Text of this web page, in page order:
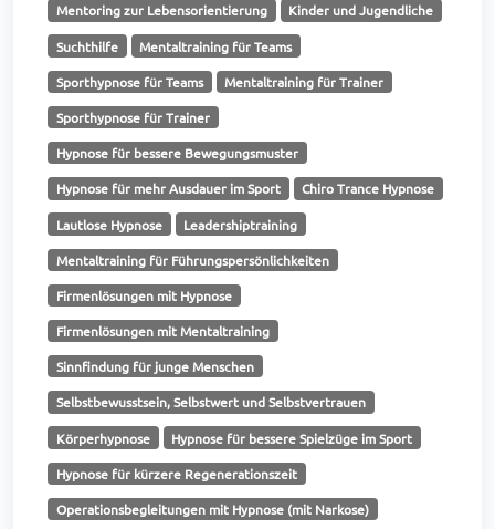
Mentoring zur Lebensorientierung Kinder und Jugendliche
Suchthilfe Mentaltraining für Teams
Sporthypnose für Teams Mentaltraining für Trainer
Sporthypnose für Trainer
Hypnose für bessere Bewegungsmuster
Hypnose für mehr Ausdauer im Sport Chiro Trance Hypnose
Lautlose Hypnose Leadershiptraining
Mentaltraining für Führungspersönlichkeiten
Firmenlösungen mit Hypnose
Firmenlösungen mit Mentaltraining
Sinnfindung für junge Menschen
Selbstbewusstsein, Selbstwert und Selbstvertrauen
Körperhypnose Hypnose für bessere Spielzüge im Sport
Hypnose für kürzere Regenerationszeit
Operationsbegleitungen mit Hypnose (mit Narkose)